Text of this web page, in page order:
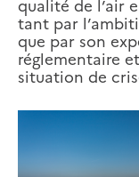
qualité de l’air
tant par
que par son
réglementaire
situation de